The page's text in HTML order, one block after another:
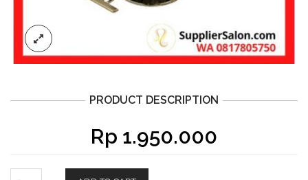
PRODUCT DESCRIPTION
Rp 1.950.000